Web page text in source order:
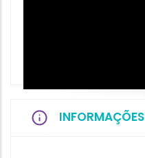
INFORMAÇÕES